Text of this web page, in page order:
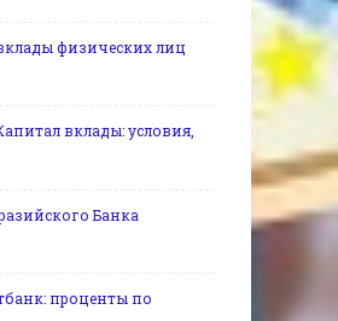
физических лиц
вклады: условия,
Банка
проценты по